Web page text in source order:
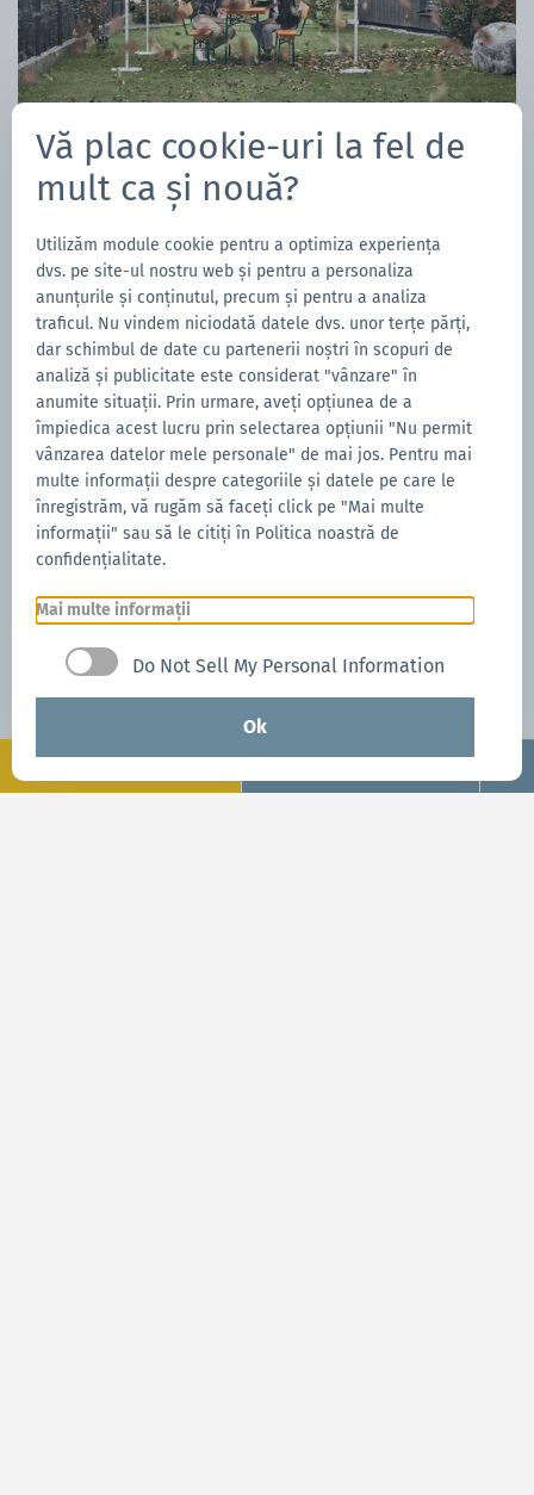
NEU: CARE
Versichern Sie Ihren Faltpavillon mit CARE und
CARE+, die Versicherungen von Mastertent, die Sie
bei Schäden durch höhere Gewalt geltend machen
können.
Alles über CARE
Vă plac cookie-uri la fel de
mult ca și nouă?
Utilizăm module cookie pentru a optimiza experiența
dvs. pe site-ul nostru web și pentru a personaliza
anunțurile și conținutul, precum și pentru a analiza
traficul. Nu vindem niciodată datele dvs. unor terțe părți,
dar schimbul de date cu partenerii noștri în scopuri de
analiză și publicitate este considerat "vânzare" în
anumite situații. Prin urmare, aveți opțiunea de a
împiedica acest lucru prin selectarea opțiunii "Nu permit
vânzarea datelor mele personale" de mai jos. Pentru mai
multe informații despre categoriile și datele pe care le
înregistrăm, vă rugăm să faceți click pe "Mai multe
informații" sau să le citiți în Politica noastră de
confidențialitate.
Mai multe informații
Do Not Sell My Personal Information
Ok
Configurare
Întrebați acum